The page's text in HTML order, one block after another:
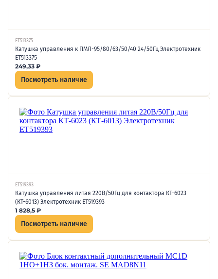
ET513375
Катушка управления к ПМЛ-95/80/63/50/40 24/50Гц Электротехник
ET513375
249,33 ₽
Посмотреть наличие
ET519393
Катушка управления литая 220В/50Гц для контактора КТ-6023
(КТ-6013) Электротехник ET519393
1 828,5 ₽
Посмотреть наличие